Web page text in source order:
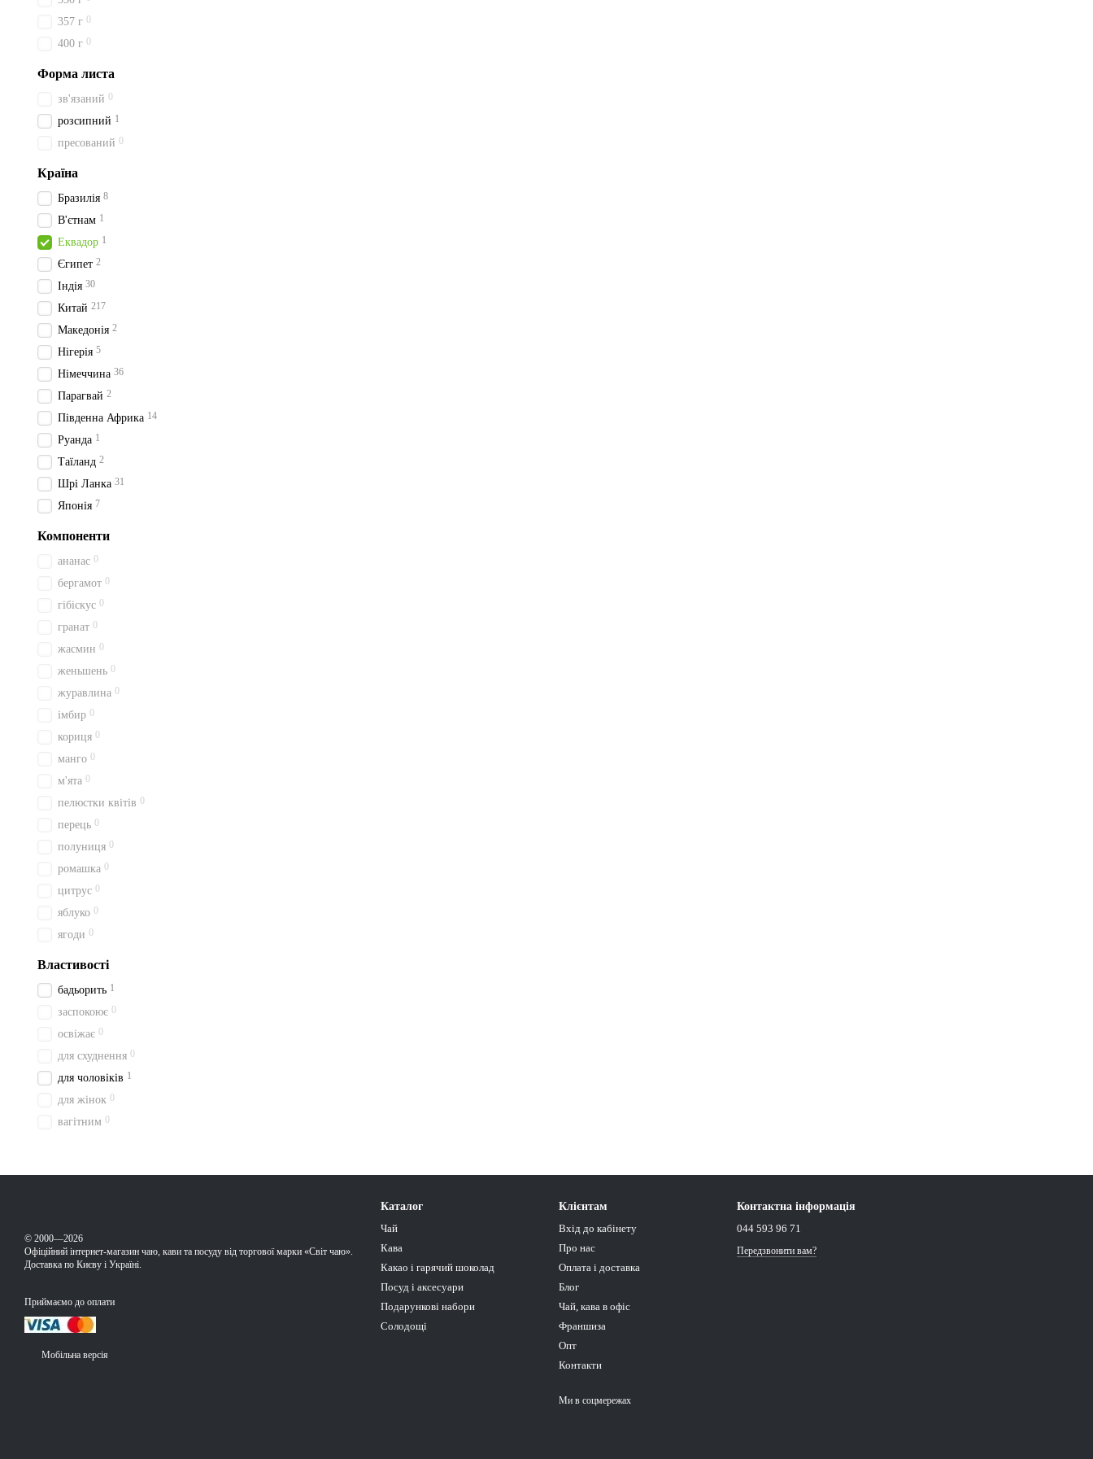
357 г 0
400 г 0
Форма листа
зв'язаний 0
розсипний 1
пресований 0
Країна
Бразилія 8
В'єтнам 1
Еквадор 1
Єгипет 2
Індія 30
Китай 217
Македонія 2
Нігерія 5
Німеччина 36
Парагвай 2
Південна Африка 14
Руанда 1
Таїланд 2
Шрі Ланка 31
Японія 7
Компоненти
ананас 0
бергамот 0
гібіскус 0
гранат 0
жасмин 0
женьшень 0
журавлина 0
імбир 0
кориця 0
манго 0
м'ята 0
пелюстки квітів 0
перець 0
полуниця 0
ромашка 0
цитрус 0
яблуко 0
ягоди 0
Властивості
бадьорить 1
заспокоює 0
освіжає 0
для схуднення 0
для чоловіків 1
для жінок 0
вагітним 0
© 2000—2026
Офіційний інтернет-магазин чаю, кави та посуду від торгової марки «Світ чаю».
Доставка по Києву і Україні.
Приймаємо до оплати
Мобільна версія
Каталог
Чай
Кава
Какао і гарячий шоколад
Посуд і аксесуари
Подарункові набори
Солодощі
Клієнтам
Вхід до кабінету
Про нас
Оплата і доставка
Блог
Чай, кава в офіс
Франшиза
Опт
Контакти
Ми в соцмережах
Контактна інформація
044 593 96 71
Передзвонити вам?